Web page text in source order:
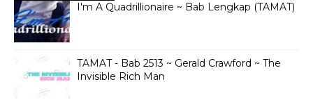
I'm A Quadrillionaire ~ Bab Lengkap (TAMAT)
TAMAT - Bab 2513 ~ Gerald Crawford ~ The
Invisible Rich Man